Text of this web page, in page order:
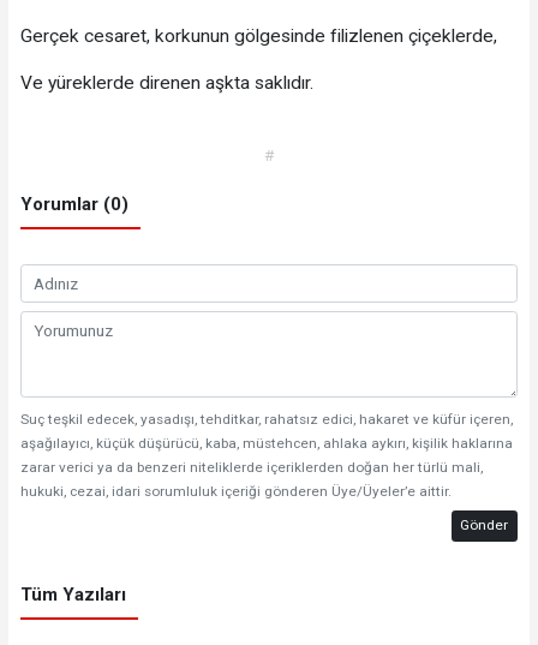
Gerçek cesaret, korkunun gölgesinde filizlenen çiçeklerde,
Ve yüreklerde direnen aşkta saklıdır.
#
Yorumlar (0)
Suç teşkil edecek, yasadışı, tehditkar, rahatsız edici, hakaret ve küfür içeren,
aşağılayıcı, küçük düşürücü, kaba, müstehcen, ahlaka aykırı, kişilik haklarına
zarar verici ya da benzeri niteliklerde içeriklerden doğan her türlü mali,
hukuki, cezai, idari sorumluluk içeriği gönderen Üye/Üyeler’e aittir.
Gönder
Tüm Yazıları